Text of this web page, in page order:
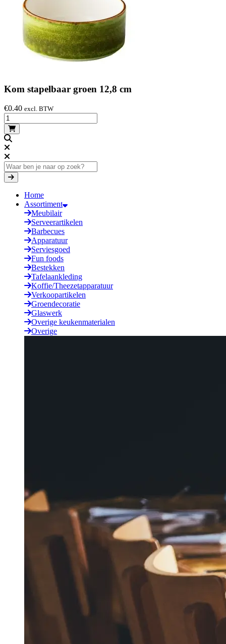
Kom stapelbaar groen 12,8 cm
€0.40 excl. BTW
Home
Assortiment
Meubilair
Serveerartikelen
Barbecues
Apparatuur
Serviesgoed
Fun foods
Bestekken
Tafelaankleding
Koffie/Theezetapparatuur
Verkoopartikelen
Groendecoratie
Glaswerk
Overige keukenmaterialen
Overige